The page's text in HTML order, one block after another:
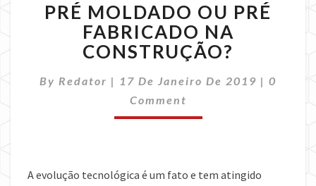
MOLDADO
OU
PRÉ
FABRICADO
CONSTRUÇÃO?
PRÉ MOLDADO OU PRÉ
FABRICADO NA
CONSTRUÇÃO?
By Redator | 17 De Janeiro De 2019 | 0
Comment
A evolução tecnológica é um fato e tem atingido